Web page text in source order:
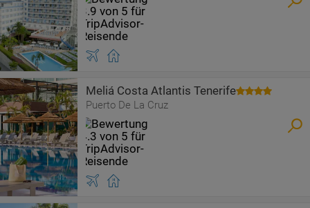
Meliá Costa Atlantis Tenerife
Puerto De La Cruz